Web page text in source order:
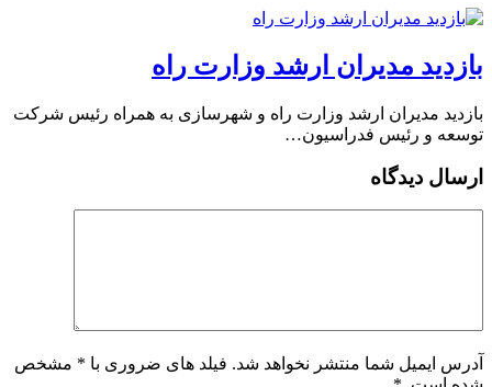
بازدید مدیران ارشد وزارت راه
بازدید مدیران ارشد وزارت راه و شهرسازی به همراه رئیس شرکت
توسعه و رئیس فدراسیون…
ارسال دیدگاه
آدرس ایمیل شما منتشر نخواهد شد. فیلد های ضروری با * مشخص